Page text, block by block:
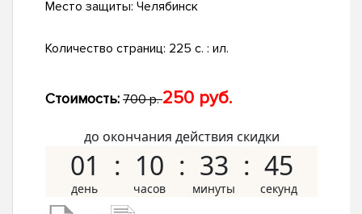
Место защиты: Челябинск
Количество страниц: 225 с. : ил.
Стоимость: 700 р.250 руб.
до окончания действия скидки
01 10 33 44